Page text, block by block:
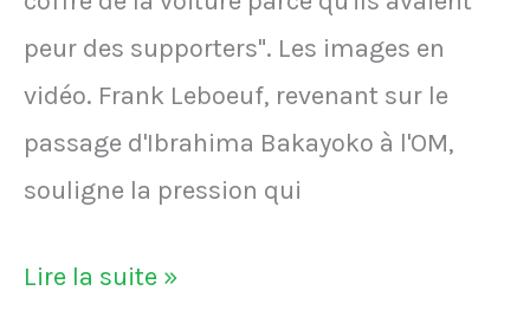
peur des supporters". Les images en
vidéo. Frank Leboeuf, revenant sur le
passage d'Ibrahima Bakayoko à l'OM,
souligne la pression qui
VIDÉO
Lire la suite »